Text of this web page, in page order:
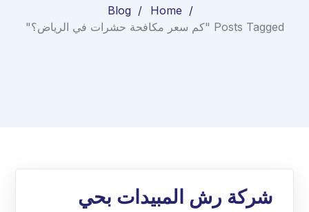
Home
Blog
Posts Tagged "كم سعر مكافحة حشرات في الرياض؟"
شركة رش المبيدات بحي